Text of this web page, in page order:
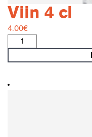
Viin 4 cl
4.00€
Viin
4
cl